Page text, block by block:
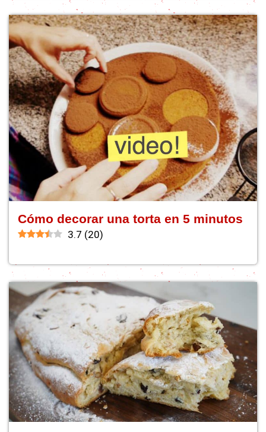
Cómo decorar una torta en 5 minutos
3.7 (20)